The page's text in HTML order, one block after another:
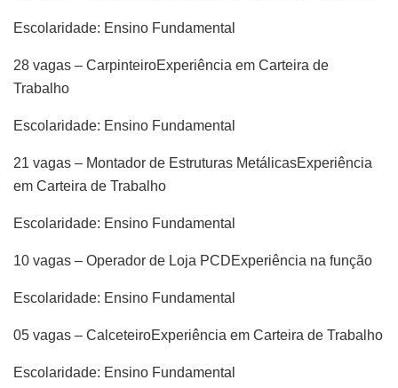
Escolaridade: Ensino Fundamental
28 vagas – CarpinteiroExperiência em Carteira de
Trabalho
Escolaridade: Ensino Fundamental
21 vagas – Montador de Estruturas MetálicasExperiência
em Carteira de Trabalho
Escolaridade: Ensino Fundamental
10 vagas – Operador de Loja PCDExperiência na função
Escolaridade: Ensino Fundamental
05 vagas – CalceteiroExperiência em Carteira de Trabalho
Escolaridade: Ensino Fundamental